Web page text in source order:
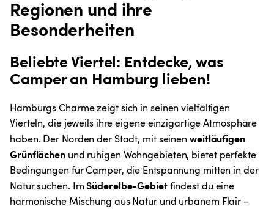
Regionen und ihre
Besonderheiten
Beliebte Viertel: Entdecke, was
Camper an Hamburg lieben!
Hamburgs Charme zeigt sich in seinen vielfältigen
Vierteln, die jeweils ihre eigene einzigartige Atmosphäre
haben. Der Norden der Stadt, mit seinen weitläufigen
Grünflächen und ruhigen Wohngebieten, bietet perfekte
Bedingungen für Camper, die Entspannung mitten in der
Natur suchen. Im Süderelbe-Gebiet findest du eine
harmonische Mischung aus Natur und urbanem Flair –